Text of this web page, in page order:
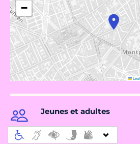
−
Jeunes et adultes